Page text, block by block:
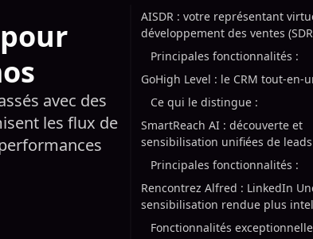
avec des
les flux de
AISDR : votre représentant
développement des ventes
Principales fonctionnalités :
GoHigh Level : le CRM tout-en-
Ce qui le distingue :
SmartReach AI : découverte et
sensibilisation unifiées de leads
Principales fonctionnalités :
Rencontrez Alfred : LinkedIn
sensibilisation rendue plus
Fonctionnalités